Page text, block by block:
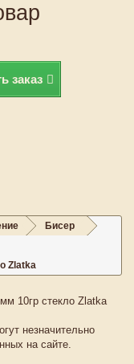
заказ
Бисер
Zlatka
незначительно
на сайте.